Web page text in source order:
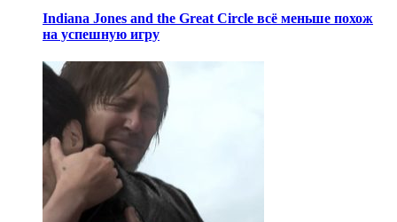
Indiana Jones and the Great Circle всё меньше похож
на успешную игру